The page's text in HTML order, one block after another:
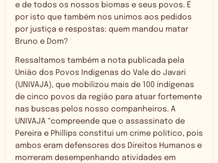
e de todos os nossos biomas e seus povos. É
por isto que também nos unimos aos pedidos
por justiça e respostas: quem mandou matar
Bruno e Dom?
Ressaltamos também a nota publicada pela
União dos Povos Indígenas do Vale do Javari
(UNIVAJA), que mobilizou mais de 100 indígenas
de cinco povos da região para atuar fortemente
nas buscas pelos nosso companheiros. A
UNIVAJA “compreende que o assassinato de
Pereira e Phillips constitui um crime político, pois
ambos eram defensores dos Direitos Humanos e
morreram desempenhando atividades em